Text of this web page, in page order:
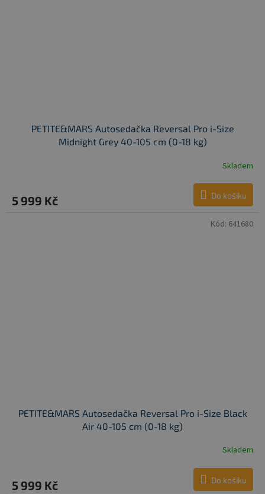
PETITE&MARS Autosedačka Reversal Pro i-Size
Midnight Grey 40-105 cm (0-18 kg)
Skladem
5 999 Kč Do košíku
PETITE&MARS Autosedačka Reversal Pro i-Size Black
Air 40-105 cm (0-18 kg)
Skladem
5 999 Kč Do košíku
Kód: 641680